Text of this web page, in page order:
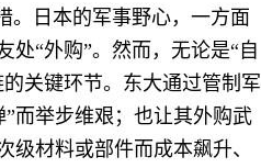
。日本的军事野心，一方面
“外购”。然而，无论是“自
关键环节。东大通过管制军
而举步维艰；也让其外购武
材料或部件而成本飙升、